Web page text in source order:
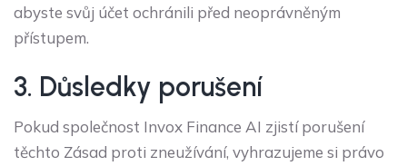
abyste svůj účet ochránili před neoprávněným
přístupem.
3. Důsledky porušení
Pokud společnost Invox Finance AI zjistí porušení
těchto Zásad proti zneužívání, vyhrazujeme si právo